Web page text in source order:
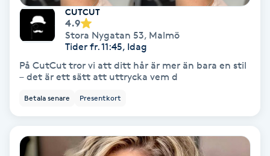
Kiropraktik
Klangmassage
Klippning
Klippning ungdom
CUTCUT
4.9
Stora Nygatan 53, Malmö
Tider fr. 11:45, Idag
På CutCut tror vi att ditt hår är mer än bara en stil
– det är ett sätt att uttrycka vem d
Betala senare Presentkort